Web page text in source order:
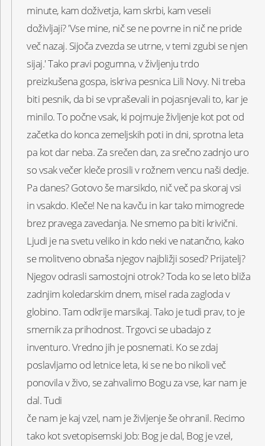
minute, kam doživetja, kam skrbi, kam veseli
doživljaji? 'Vse mine, nič se ne povrne in nič ne pride
več nazaj. Sijoča zvezda se utrne, v temi zgubi se njen
sijaj.' Tako pravi pogumna, v življenju trdo
preizkušena gospa, iskriva pesnica Lili Novy. Ni treba
biti pesnik, da bi se vpraševali in pojasnjevali to, kar je
minilo. To počne vsak, ki pojmuje življenje kot pot od
začetka do konca zemeljskih poti in dni, sprotna leta
pa kot dar neba. Za srečen dan, za srečno zadnjo uro
so vsak večer kleče prosili v rožnem vencu naši dedje.
Pa danes? Gotovo še marsikdo, nič več pa skoraj vsi
in vsakdo. Kleče! Ne na kavču in kar tako mimogrede
brez pravega zavedanja. Ne smemo pa biti krivični.
Ljudi je na svetu veliko in kdo neki ve natančno, kako
se molitveno obnaša njegov najbližji sosed? Prijatelj?
Njegov odrasli samostojni otrok? Toda ko se leto bliža
zadnjim koledarskim dnem, misel rada zagloda v
globino. Tam odkrije marsikaj. Tako je tudi prav, to je
smernik za prihodnost. Trgovci se ubadajo z
inventuro. Vredno jih je posnemati. Ko se zdaj
poslavljamo od letnice leta, ki se ne bo nikoli več
ponovila v živo, se zahvalimo Bogu za vse, kar nam je
dal. Tudi
če nam je kaj vzel, nam je življenje še ohranil. Recimo
tako kot svetopisemski Job: Bog je dal, Bog je vzel,